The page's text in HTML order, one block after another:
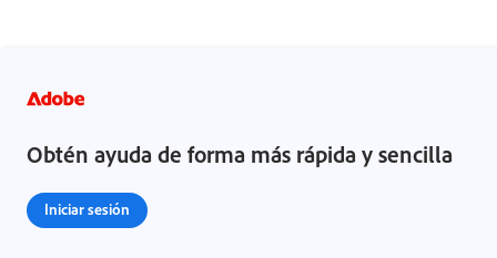
Obtén ayuda de forma más rápida y sencilla
Iniciar sesión